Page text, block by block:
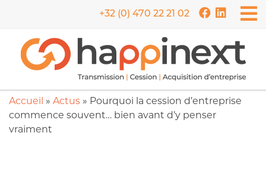
+32 (0) 470 22 21 02
Accueil » Actus » Pourquoi la cession d’entreprise
commence souvent… bien avant d’y penser
vraiment